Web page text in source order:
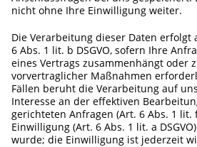
nicht ohne Ihre Einwilligung weiter.
Die Verarbeitung dieser Daten erfolgt
6 Abs. 1 lit. b DSGVO, sofern Ihre
eines Vertrags zusammenhängt oder
vorvertraglicher Maßnahmen
Fällen beruht die Verarbeitung auf
Interesse an der effektiven
gerichteten Anfragen (Art. 6 Abs. 1 lit.
Einwilligung (Art. 6 Abs. 1 lit. a
wurde; die Einwilligung ist jederzeit